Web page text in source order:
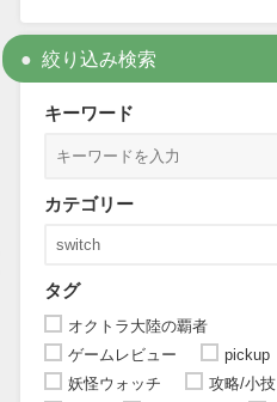
絞り込み検索
キーワード
カテゴリー
タグ
オクトラ大陸の覇者
ゲームレビュー
pickup
妖怪ウォッチ
攻略/小技